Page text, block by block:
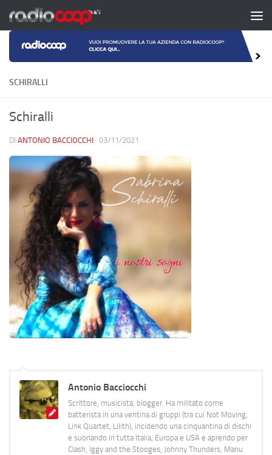
Salta al contenuto
SCHIRALLI
Schiralli
DI ANTONIO BACCIOCCHI · 03/11/2021
Antonio Bacciocchi
Scrittore, musicista, blogger. Ha militato come
batterista in una ventina di gruppi (tra cui Not Moving,
Link Quartet, Lilith), incidendo una cinquantina di dischi
e suonando in tutta Italia, Europa e USA e aprendo per
Clash, Iggy and the Stooges, Johnny Thunders, Manu